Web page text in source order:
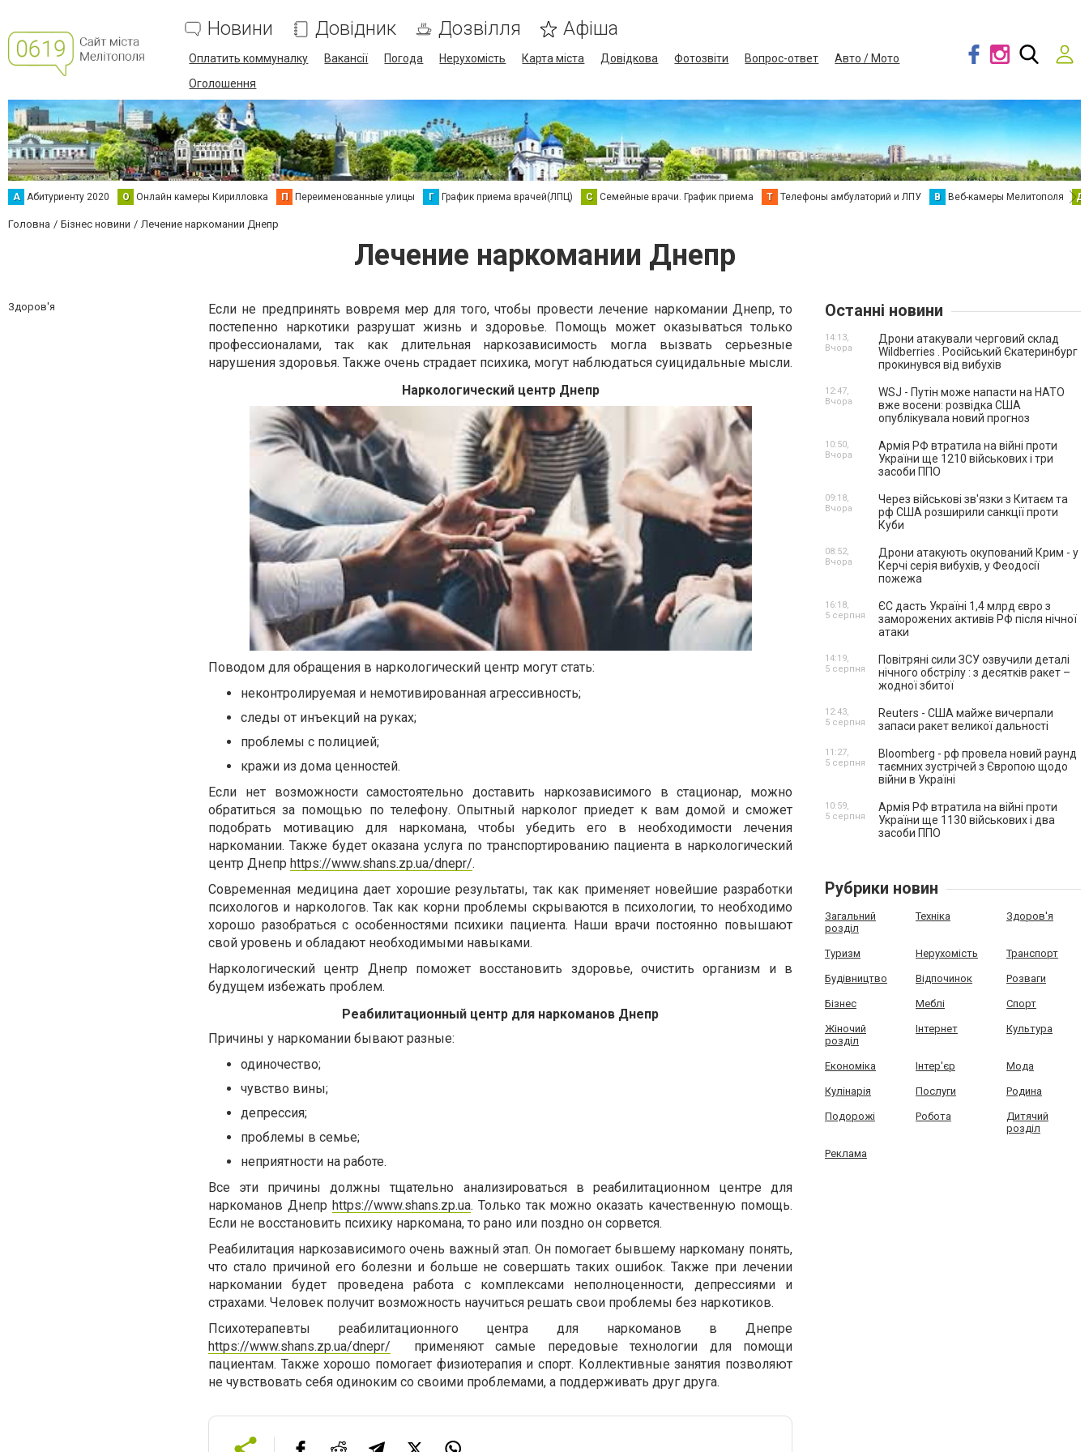
Новини Довідник Дозвілля Афіша
Оплатить коммуналку Вакансії Погода Нерухомість Карта міста Довідкова Фотозвіти Вопрос-ответ
Авто / Мото
Оголошення
А Абитуриенту 2020 О Онлайн камеры Кирилловка П Переименованные улицы Г График приема врачей(ЛПЦ) С Семейные врачи. График приема Т Телефоны амбулаторий и ЛПУ В Веб-камеры Мелитополя Д
Головна Бізнес новини Лечение наркомании Днепр
Лечение наркомании Днепр
Здоров'я
Если не предпринять вовремя мер для того, чтобы провести лечение наркомании Днепр, то
постепенно наркотики разрушат жизнь и здоровье. Помощь может оказываться только
профессионалами, так как длительная наркозависимость могла вызвать серьезные
нарушения здоровья. Также очень страдает психика, могут наблюдаться суицидальные мысли.
Наркологический центр Днепр
Поводом для обращения в наркологический центр могут стать:
неконтролируемая и немотивированная агрессивность;
следы от инъекций на руках;
проблемы с полицией;
кражи из дома ценностей.
Если нет возможности самостоятельно доставить наркозависимого в стационар, можно
обратиться за помощью по телефону. Опытный нарколог приедет к вам домой и сможет
подобрать мотивацию для наркомана, чтобы убедить его в необходимости лечения
наркомании. Также будет оказана услуга по транспортированию пациента в наркологический
центр Днепр https://www.shans.zp.ua/dnepr/.
Современная медицина дает хорошие результаты, так как применяет новейшие разработки
психологов и наркологов. Так как корни проблемы скрываются в психологии, то необходимо
хорошо разобраться с особенностями психики пациента. Наши врачи постоянно повышают
свой уровень и обладают необходимыми навыками.
Наркологический центр Днепр поможет восстановить здоровье, очистить организм и в
будущем избежать проблем.
Реабилитационный центр для наркоманов Днепр
Причины у наркомании бывают разные:
одиночество;
чувство вины;
депрессия;
проблемы в семье;
неприятности на работе.
Все эти причины должны тщательно анализироваться в реабилитационном центре для
наркоманов Днепр https://www.shans.zp.ua. Только так можно оказать качественную помощь.
Если не восстановить психику наркомана, то рано или поздно он сорвется.
Реабилитация наркозависимого очень важный этап. Он помогает бывшему наркоману понять,
что стало причиной его болезни и больше не совершать таких ошибок. Также при лечении
наркомании будет проведена работа с комплексами неполноценности, депрессиями и
страхами. Человек получит возможность научиться решать свои проблемы без наркотиков.
Психотерапевты реабилитационного центра для наркоманов в Днепре
https://www.shans.zp.ua/dnepr/
применяют самые передовые технологии для помощи
пациентам. Также хорошо помогает физиотерапия и спорт. Коллективные занятия позволяют
не чувствовать себя одиноким со своими проблемами, а поддерживать друг друга.
Останні новини
Дрони атакували черговий склад
Wildberries . Російський Єкатеринбург
прокинувся від вибухів
14:13,
Вчора
WSJ - Путін може напасти на НАТО
вже восени: розвідка США
опублікувала новий прогноз
12:47,
Вчора
Армія РФ втратила на війні проти
України ще 1210 військових і три
засоби ППО
10:50,
Вчора
Через військові зв'язки з Китаєм та
рф США розширили санкції проти
Куби
09:18,
Вчора
Дрони атакують окупований Крим - у
Керчі серія вибухів, у Феодосії
пожежа
08:52,
Вчора
ЄС дасть Україні 1,4 млрд євро з
заморожених активів РФ після нічної
атаки
16:18,
5 серпня
Повітряні сили ЗСУ озвучили деталі
нічного обстрілу : з десятків ракет –
жодної збитої
14:19,
5 серпня
Reuters - США майже вичерпали
запаси ракет великої дальності
12:43,
5 серпня
Bloomberg - рф провела новий раунд
таємних зустрічей з Європою щодо
війни в Україні
11:27,
5 серпня
Армія РФ втратила на війні проти
України ще 1130 військових і два
засоби ППО
10:59,
5 серпня
Рубрики новин
Загальний
розділ
Техніка Здоров'я
Туризм Нерухомість Транспорт
Будівництво Відпочинок Розваги
Бізнес Меблі Спорт
Жіночий
розділ
Інтернет Культура
Економіка Інтер'єр Мода
Кулінарія Послуги Родина
Подорожі Робота
Дитячий
розділ
Реклама